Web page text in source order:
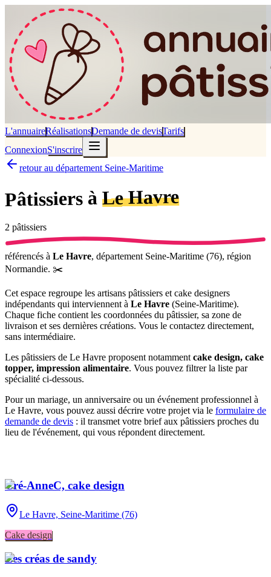
L'annuaireRéalisationsDemande de devisTarifs
ConnexionS'inscrire
retour au département Seine-Maritime
Pâtissiers àLe Havre
2 pâtissiers
référencés à Le Havre, département Seine-Maritime (76), région
Normandie. ✂️
Cet espace regroupe les artisans pâtissiers et cake designers
indépendants qui interviennent à Le Havre (Seine-Maritime).
Chaque fiche contient les coordonnées du pâtissier, sa zone de
livraison et ses dernières créations. Vous le contactez directement,
sans intermédiaire.
Les pâtissiers de Le Havre proposent notamment cake design, cake
topper, impression alimentaire. Vous pouvez filtrer la liste par
spécialité ci-dessous.
Pour un mariage, un anniversaire ou un événement professionnel à
Le Havre, vous pouvez aussi décrire votre projet via le formulaire de
demande de devis : il transmet votre brief aux pâtissiers proches du
lieu de l'événement, qui vous répondent directement.
Cré-AnneC, cake design
Le Havre, Seine-Maritime (76)
Cake design
Les créas de sandy